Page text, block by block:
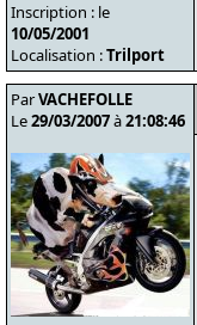
Inscription : le
10/05/2001
Localisation :Trilport
ParVACHEFOLLE
Le29/03/2007à21:08:46